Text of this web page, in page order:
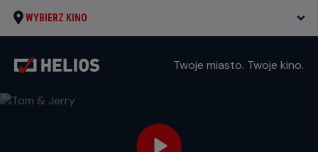
WYBIERZ KINO
Twoje miasto. Twoje kino.